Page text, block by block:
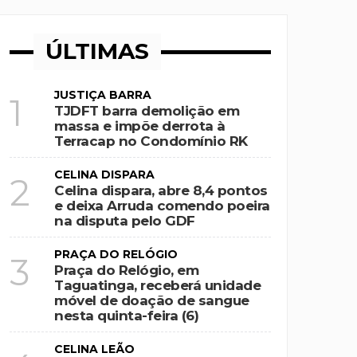
RK
ÚLTIMAS
1 JUSTIÇA BARRA
TJDFT barra demolição em
massa e impõe derrota à
Terracap no Condomínio RK
2 CELINA DISPARA
Celina dispara, abre 8,4 pontos
e deixa Arruda comendo poeira
na disputa pelo GDF
3 PRAÇA DO RELÓGIO
Praça do Relógio, em
Taguatinga, receberá unidade
móvel de doação de sangue
nesta quinta-feira (6)
CELINA LEÃO